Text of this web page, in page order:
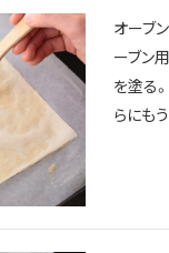
オーブ
ーブン
を塗る
らにも